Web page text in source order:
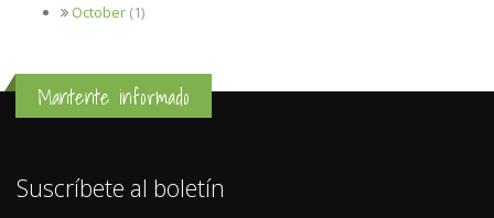
October (1)
Mantente informado
Suscríbete al boletín